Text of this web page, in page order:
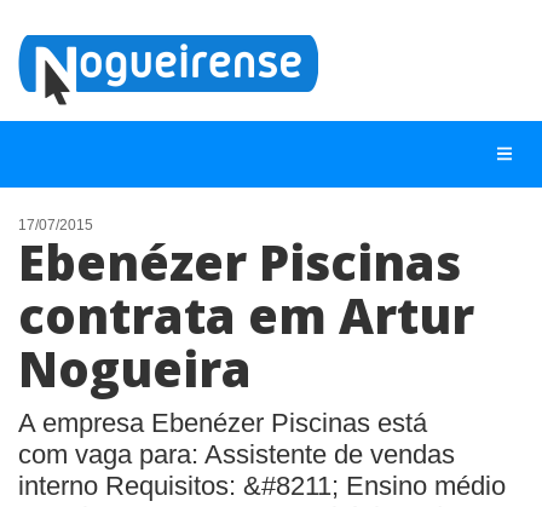
NOTÍCIAS
LISTA DIGITAL
TELEFONES ÚTEIS
QUEM SOMOS
CONTATO
ANUNCIE
17/07/2015
Ebenézer Piscinas
contrata em Artur
Nogueira
A empresa Ebenézer Piscinas está
com vaga para: Assistente de vendas
interno Requisitos: &#8211; Ensino médio